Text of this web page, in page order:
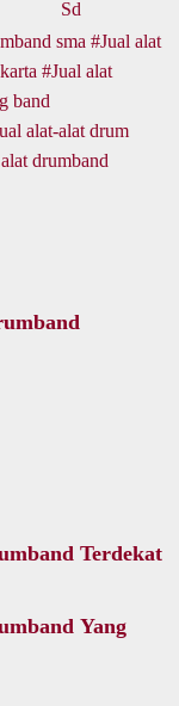
sma
Jual alat
Jual alat
band
alat-alat drum
drumband
Terdekat
Yang